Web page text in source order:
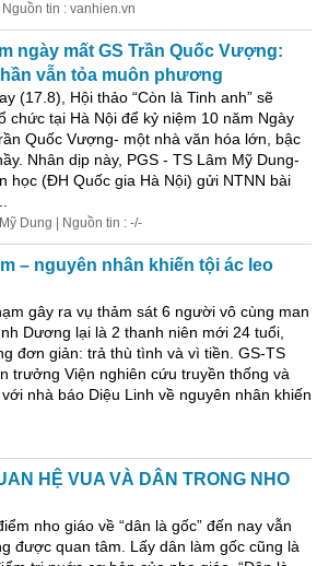
tin : vanhien.vn
ngày mất GS Trần Quốc Vượng:
vẫn tỏa muôn phương
(17.8), Hội thảo “Còn là Tinh anh” sẽ
chức tại Hà Nội để kỷ niệm 10 năm Ngày
Quốc Vượng- một nhà văn hóa lớn, bậc
Nhân dịp này, PGS - TS Lâm Mỹ Dung-
học (ĐH Quốc gia Hà Nội) gửi NTNN bài
Dung | Nguồn tin : -/-
– nguyên nhân khiến tội ác leo
gây ra vụ thảm sát 6 người vô cùng man
Dương lại là 2 thanh niên mới 24 tuổi,
đơn giản: trả thù tình và vì tiền. GS-TS
trưởng Viện nghiên cứu truyền thống và
nhà báo Diệu Linh về nguyên nhân khiến
HỆ VUA VÀ DÂN TRONG NHO
nho giáo về “dân là gốc” đến nay vẫn
được quan tâm. Lấy dân làm gốc cũng là